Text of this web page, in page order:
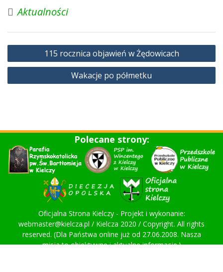
Aktualności
Nawigacja
wpisu
115 rocznica objawień w Żędowicach
Wakacje po półmetku
Polecane strony:
Oficjalna Strona Kielczy - Projekt i wykonanie:
webmaster@kielcza.pl / Kielcza 2020 / Copyright. All rights
reserved. (Dla Państwa online już od 27.06.2008. Nasza
misja to obiektywne i aktualne informacje.)